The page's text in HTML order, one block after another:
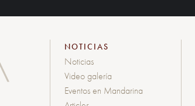
NOTICIAS
Noticias
Video galería
Eventos en Mandarina